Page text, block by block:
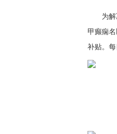
为
甲癫痫
补贴。